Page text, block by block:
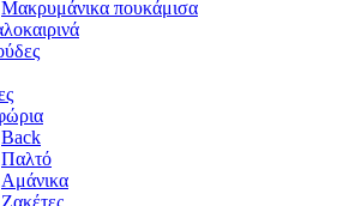
Μακρυμάνικα πουκάμισα
Back
Παλτό
Αμάνικα
Ζακέτες